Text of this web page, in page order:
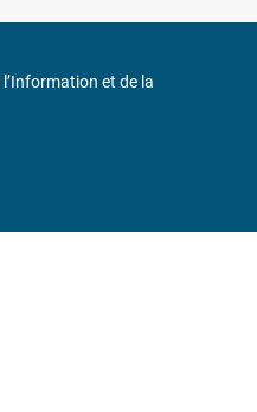
l’Information et de la